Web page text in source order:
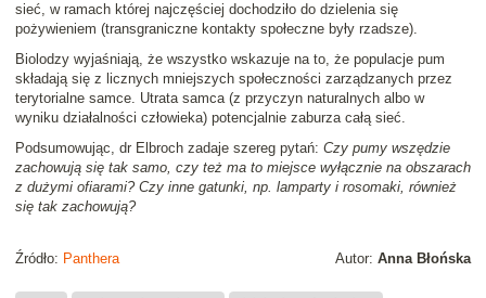
sieć, w ramach której najczęściej dochodziło do dzielenia się
pożywieniem (transgraniczne kontakty społeczne były rzadsze).
Biolodzy wyjaśniają, że wszystko wskazuje na to, że populacje pum
składają się z licznych mniejszych społeczności zarządzanych przez
terytorialne samce. Utrata samca (z przyczyn naturalnych albo w
wyniku działalności człowieka) potencjalnie zaburza całą sieć.
Podsumowując, dr Elbroch zadaje szereg pytań: Czy pumy wszędzie
zachowują się tak samo, czy też ma to miejsce wyłącznie na obszarach
z dużymi ofiarami? Czy inne gatunki, np. lamparty i rosomaki, również
się tak zachowują?
Autor: Anna Błońska
Źródło: Panthera